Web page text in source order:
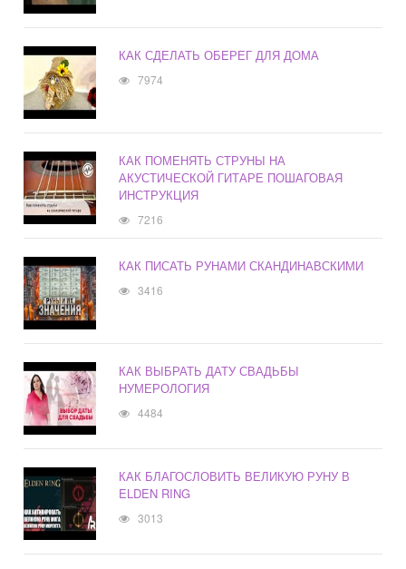
КАК СДЕЛАТЬ ОБЕРЕГ ДЛЯ ДОМА
7974
КАК ПОМЕНЯТЬ СТРУНЫ НА
АКУСТИЧЕСКОЙ ГИТАРЕ ПОШАГОВАЯ
ИНСТРУКЦИЯ
7216
КАК ПИСАТЬ РУНАМИ СКАНДИНАВСКИМИ
3416
КАК ВЫБРАТЬ ДАТУ СВАДЬБЫ
НУМЕРОЛОГИЯ
4484
КАК БЛАГОСЛОВИТЬ ВЕЛИКУЮ РУНУ В
ELDEN RING
3013